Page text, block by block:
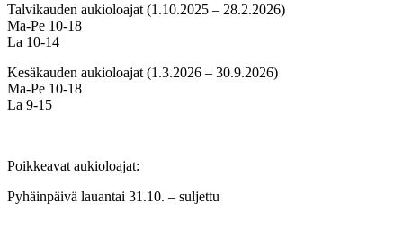
Talvikauden aukioloajat (1.10.2025 – 28.2.2026)
Ma-Pe 10-18
La 10-14
Kesäkauden aukioloajat (1.3.2026 – 30.9.2026)
Ma-Pe 10-18
La 9-15
Poikkeavat aukioloajat:
Pyhäinpäivä lauantai 31.10. – suljettu